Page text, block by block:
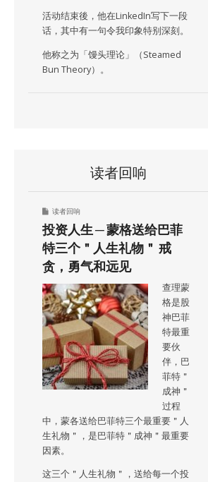
活动结束後，他在LinkedIn写下一段
话，其中有一句令我印象特别深刻。
他称之为「馒头理论」（Steamed
Bun Theory）。
读者回响
读者回响
投资人生 ─ 蒙格送给巴菲
特三个＂人生礼物＂ 戒
贪，勇气和远见
查理蒙
格是股
神巴菲
特最重
要伙
伴，巴
菲特＂
成神＂
过程
中，蒙各送给巴菲特三个最重要＂人
生礼物＂，是巴菲特＂成神＂最重要
因素。
这三个＂人生礼物＂，送给每一个投